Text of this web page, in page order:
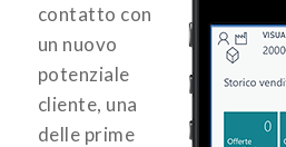
contatto con
un nuovo
potenziale
cliente, una
delle prime